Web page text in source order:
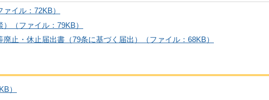
イル：72KB）
（ファイル：79KB）
止・休止届出書（79条に基づく届出）（ファイル：68KB）
）